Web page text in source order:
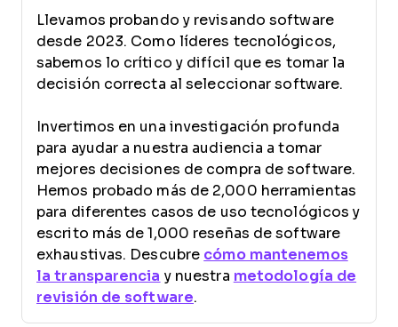
Llevamos probando y revisando software
desde 2023. Como líderes tecnológicos,
sabemos lo crítico y difícil que es tomar la
decisión correcta al seleccionar software.
Invertimos en una investigación profunda
para ayudar a nuestra audiencia a tomar
mejores decisiones de compra de software.
Hemos probado más de 2,000 herramientas
para diferentes casos de uso tecnológicos y
escrito más de 1,000 reseñas de software
exhaustivas. Descubre cómo mantenemos
la transparencia y nuestra metodología de
revisión de software.